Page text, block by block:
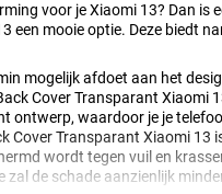
voor je Xiaomi 13? Dan is
een mooie optie. Deze biedt
mogelijk afdoet aan het
Cover Transparant Xiaomi
ontwerp, waardoor je je
Cover Transparant Xiaomi 13
wordt tegen vuil en
zal de schade aanzienlijk